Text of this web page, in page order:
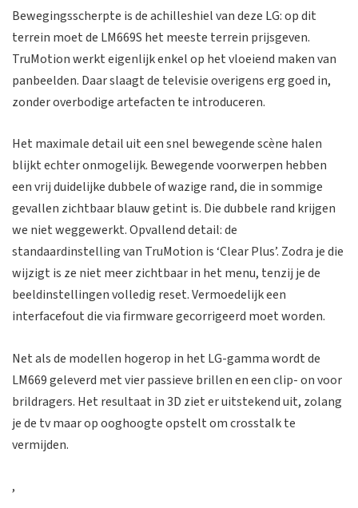
Bewegingsscherpte is de achilleshiel van deze LG: op dit
terrein moet de LM669S het meeste terrein prijsgeven.
TruMotion werkt eigenlijk enkel op het vloeiend maken van
panbeelden. Daar slaagt de televisie overigens erg goed in,
zonder overbodige artefacten te introduceren.
Het maximale detail uit een snel bewegende scène halen
blijkt echter onmogelijk. Bewegende voorwerpen hebben
een vrij duidelijke dubbele of wazige rand, die in sommige
gevallen zichtbaar blauw getint is. Die dubbele rand krijgen
we niet weggewerkt. Opvallend detail: de
standaardinstelling van TruMotion is ‘Clear Plus’. Zodra je die
wijzigt is ze niet meer zichtbaar in het menu, tenzij je de
beeldinstellingen volledig reset. Vermoedelijk een
interfacefout die via firmware gecorrigeerd moet worden.
Net als de modellen hogerop in het LG-gamma wordt de
LM669 geleverd met vier passieve brillen en een clip- on voor
brildragers. Het resultaat in 3D ziet er uitstekend uit, zolang
je de tv maar op ooghoogte opstelt om crosstalk te
vermijden.
,